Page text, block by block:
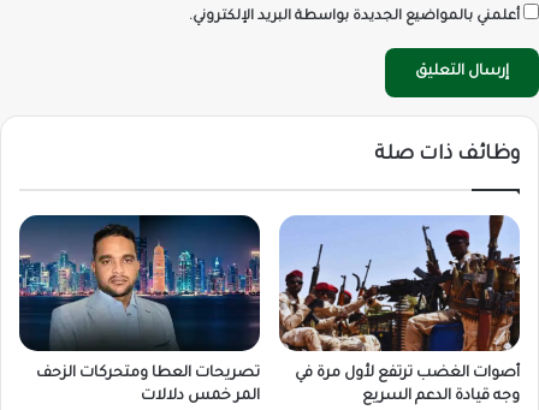
أعلمني بالمواضيع الجديدة بواسطة البريد الإلكتروني.
وظائف ذات صلة
أصوات الغضب ترتفع لأول مرة في
وجه قيادة الدعم السريع
تصريحات العطا ومتحركات الزحف
المر خمس دلالات